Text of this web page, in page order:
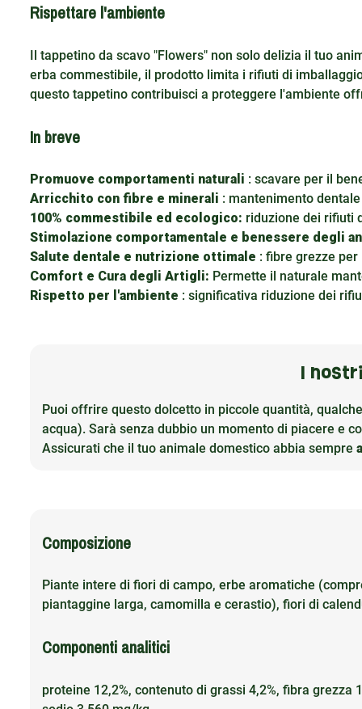
Rispettare l'ambiente
Il tappetino da scavo "Flowers" non solo delizia il tuo
erba commestibile, il prodotto limita i rifiuti di
questo tappetino contribuisci a proteggere l'ambiente
In breve
Promuove comportamenti naturali : scavare per il
Arricchito con fibre e minerali : mantenimento
100% commestibile ed ecologico: riduzione dei rifiuti
Stimolazione comportamentale e benessere degli
Salute dentale e nutrizione ottimale : fibre grezze
Comfort e Cura degli Artigli: Permette il naturale
Rispetto per l'ambiente : significativa riduzione dei
I
Puoi offrire questo dolcetto in piccole quantità,
acqua). Sarà senza dubbio un momento di piacere e
Assicurati che il tuo animale domestico abbia sempre
Composizione
Piante intere di fiori di campo, erbe aromatiche
piantaggine larga, camomilla e cerastio), fiori di
Componenti analitici
proteine 12,2%, contenuto di grassi 4,2%, fibra